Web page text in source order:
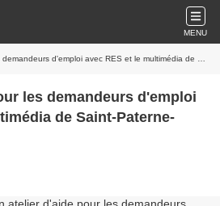
MENU
d'emploi avec RES et le multimédia de Saint-Paterne-Racan
les demandeurs d'emploi
de Saint-Paterne-